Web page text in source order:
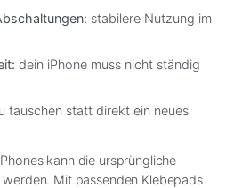
stabilere Nutzung im
dein iPhone muss nicht ständig
tauschen statt direkt ein neues
kann die ursprüngliche
Mit passenden Klebepads